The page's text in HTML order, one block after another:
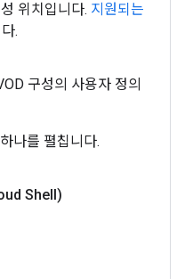
위치입니다. 지원되는
.
구성의 사용자 정의
나를 펼칩니다.
Shell)